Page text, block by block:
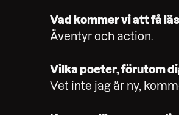
Vad kommer vi att få
Äventyr och action.
Vilka poeter, förutom
Vet inte jag är ny,